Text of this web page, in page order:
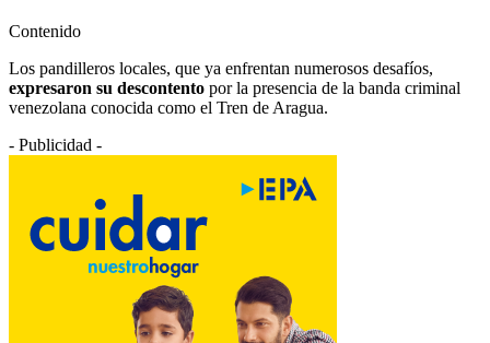
Contenido
Los pandilleros locales, que ya enfrentan numerosos desafíos,
expresaron su descontento por la presencia de la banda criminal
venezolana conocida como el Tren de Aragua.
- Publicidad -